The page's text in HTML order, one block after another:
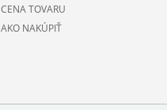
CENA TOVARU
AKO NAKÚPIŤ